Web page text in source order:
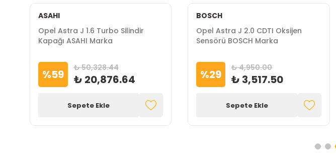
ASAHI
Opel Astra J 1.6 Turbo Silindir
Kapağı ASAHI Marka
%59 ₺ 50,328.44
₺ 20,876.64
Sepete Ekle
BOSCH
Opel Astra J 2.0 CDTI Oksijen
Sensörü BOSCH Marka
%29 ₺ 4,950.00
₺ 3,517.50
Sepete Ekle